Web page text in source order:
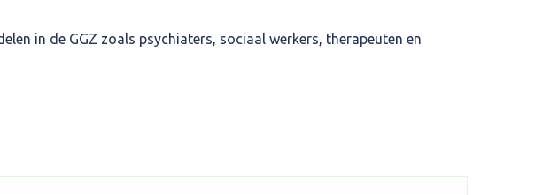
in de GGZ zoals psychiaters, sociaal werkers, therapeuten en